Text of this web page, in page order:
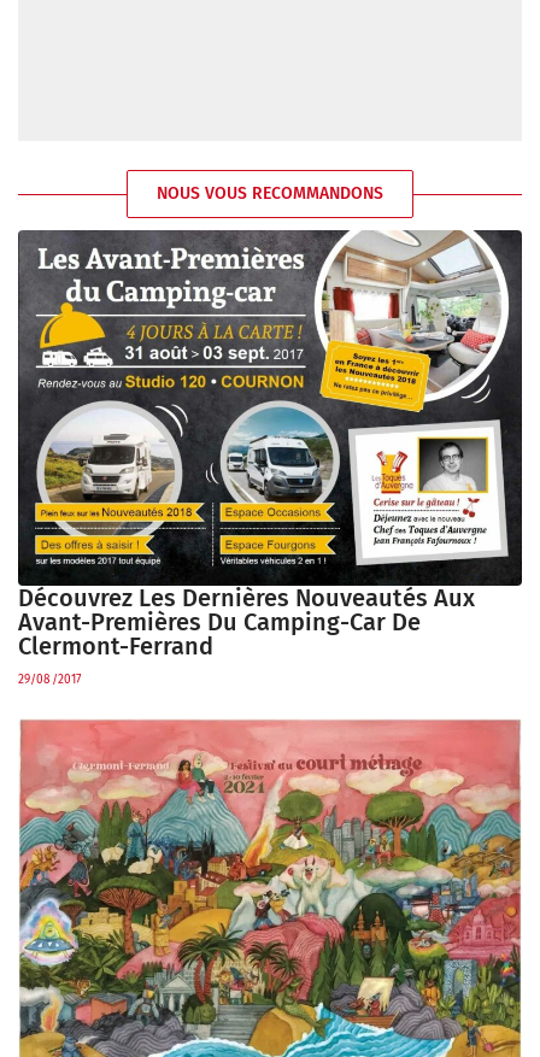
NOUS VOUS RECOMMANDONS
Découvrez Les Dernières Nouveautés Aux
Avant-Premières Du Camping-Car De
Clermont-Ferrand
29/08/2017